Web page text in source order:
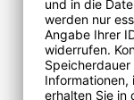
2636 -
Carbon